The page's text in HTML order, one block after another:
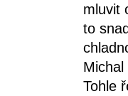
mluvit
to
Tohle